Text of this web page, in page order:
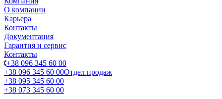
О компании
Карьера
Контакты
Документация
Гарантия и сервис
Контакты
+38 096 345 60 00
+38 096 345 60 00Отдел продаж
+38 095 345 60 00
+38 073 345 60 00